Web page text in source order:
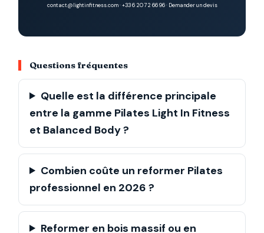
contact@lightinfitness.com · +33 6 20 72 66 96 · Demander un devis
Questions fréquentes
Quelle est la différence principale
entre la gamme Pilates Light In Fitness
et Balanced Body ?
Combien coûte un reformer Pilates
professionnel en 2026 ?
Reformer en bois massif ou en